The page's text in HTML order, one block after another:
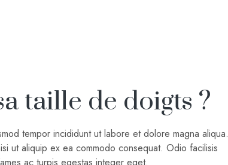
taille de doigts ?
tempor incididunt ut labore et dolore magna aliqua.
ut aliquip ex ea commodo consequat. Odio facilisis